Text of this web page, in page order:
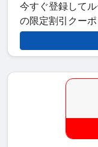
今すぐ登録して
の限定割引クー